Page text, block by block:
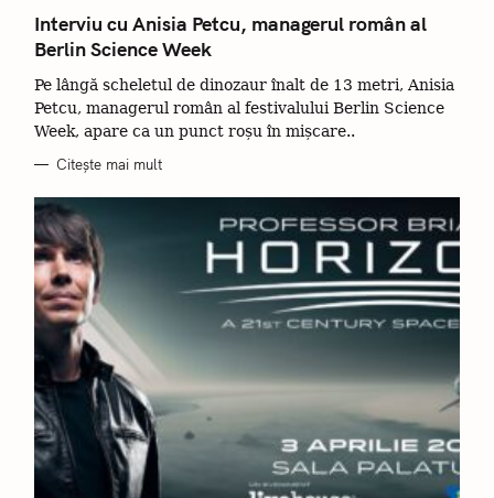
T
E
G
R
I
I
Interviu cu Anisia Petcu, managerul român al
Berlin Science Week
Pe lângă scheletul de dinozaur înalt de 13 metri, Anisia
Petcu, managerul român al festivalului Berlin Science
Week, apare ca un punct roșu în mișcare..
Citește mai mult